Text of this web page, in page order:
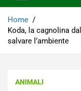
Home
Koda, la cagnolina
salvare l’ambiente
ANIMALI